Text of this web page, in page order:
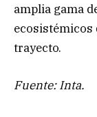
amplia gama
ecosistémicos
trayecto.
Fuente: Inta.